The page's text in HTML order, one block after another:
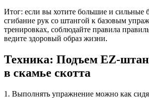
Итог: если вы хотите большие и сильные
сгибание рук со штангой к базовым
тренировках, соблюдайте правила
ведите здоровый образ жизни.
Техника: Подъем EZ-
в скамье скотта
1. Выполнять упражнение можно как